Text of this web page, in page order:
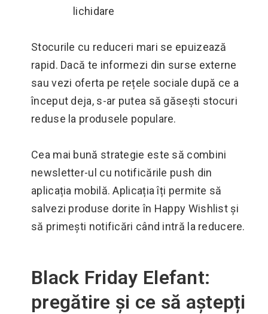
lichidare
Stocurile cu reduceri mari se epuizează
rapid. Dacă te informezi din surse externe
sau vezi oferta pe rețele sociale după ce a
început deja, s-ar putea să găsești stocuri
reduse la produsele populare.
Cea mai bună strategie este să combini
newsletter-ul cu notificările push din
aplicația mobilă. Aplicația îți permite să
salvezi produse dorite în Happy Wishlist și
să primești notificări când intră la reducere.
Black Friday Elefant:
pregătire și ce să aștepți